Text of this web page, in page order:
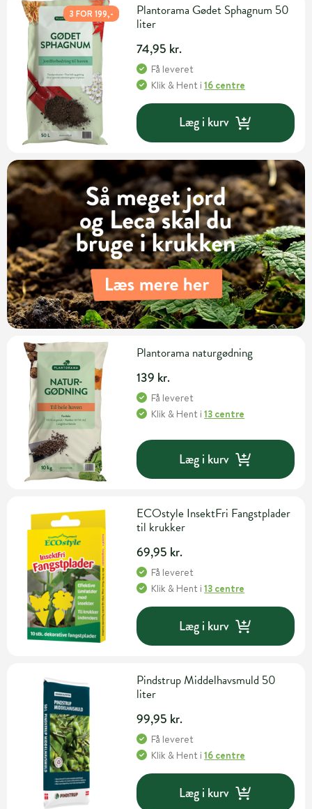
3 FOR 199,-
Plantorama Gødet Sphagnum 50
liter
74,95 kr.
Få leveret
Klik & Hent i16 centre
Læg i kurv
Plantorama naturgødning
139 kr.
Få leveret
Klik & Hent i13 centre
Læg i kurv
ECOstyle InsektFri Fangstplader
til krukker
69,95 kr.
Få leveret
Klik & Hent i13 centre
Læg i kurv
Pindstrup Middelhavsmuld 50
liter
99,95 kr.
Få leveret
Klik & Hent i16 centre
Læg i kurv